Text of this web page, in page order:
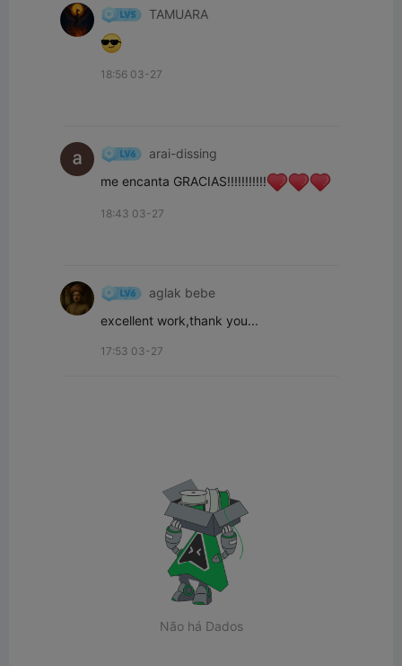
TAMUARA
18:56 03-27
arai-dissing
me encanta GRACIAS!!!!!!!!!!!
18:43 03-27
aglak bebe
excellent work,thank you...
17:53 03-27
Não há Dados